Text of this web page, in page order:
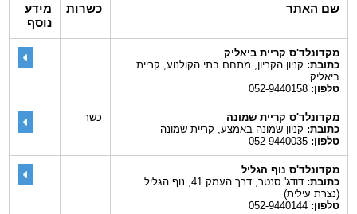
שם האתר כשרות
מידע
נוסף
מקדונלד'ס קריית ביאליק
כתובת:קניון הקריון, מתחם בתי הקולנוע, קריית
ביאליק
טלפון:052-9440158
מקדונלד'ס קריית שמונה
כתובת:קניון שמונה באמצע, קריית שמונה
טלפון:052-9440035
כשר
מקדונלד'ס נוף הגליל
כתובת:
דודג' סנטר, דרך העמק 41, נוף הגליל
(נצרת עילית)
טלפון:052-9440144